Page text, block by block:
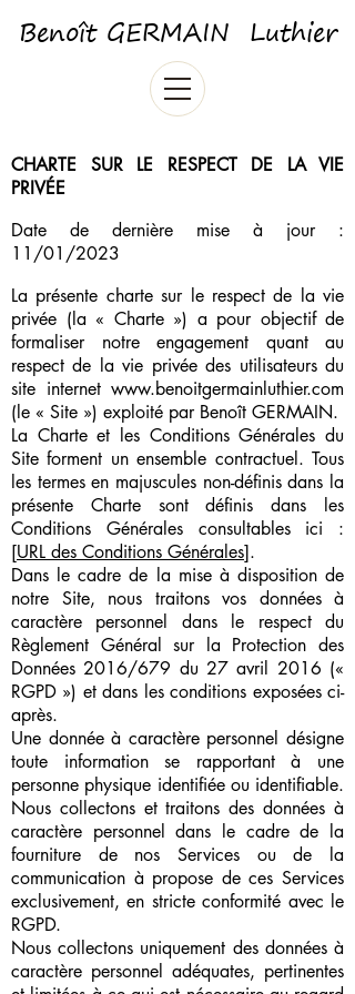
Benoît GERMAIN Luthier
CHARTE SUR LE RESPECT DE LA VIE
PRIVÉE
Date de dernière mise à jour :
11/01/2023
La présente charte sur le respect de la vie
privée (la « Charte ») a pour objectif de
formaliser notre engagement quant au
respect de la vie privée des utilisateurs du
site internet www.benoitgermainluthier.com
(le « Site ») exploité par Benoît GERMAIN.
La Charte et les Conditions Générales du
Site forment un ensemble contractuel. Tous
les termes en majuscules non-définis dans la
présente Charte sont définis dans les
Conditions Générales consultables ici :
[URL des Conditions Générales].
Dans le cadre de la mise à disposition de
notre Site, nous traitons vos données à
caractère personnel dans le respect du
Règlement Général sur la Protection des
Données 2016/679 du 27 avril 2016 («
RGPD ») et dans les conditions exposées ci-
après.
Une donnée à caractère personnel désigne
toute information se rapportant à une
personne physique identifiée ou identifiable.
Nous collectons et traitons des données à
caractère personnel dans le cadre de la
fourniture de nos Services ou de la
communication à propose de ces Services
exclusivement, en stricte conformité avec le
RGPD.
Nous collectons uniquement des données à
caractère personnel adéquates, pertinentes